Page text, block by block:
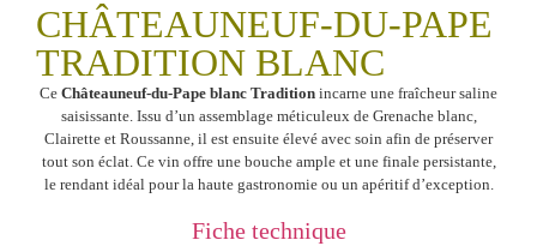
CHÂTEAUNEUF-DU-PAPE
TRADITION BLANC
Ce Châteauneuf-du-Pape blanc Tradition incarne une fraîcheur saline
saisissante. Issu d’un assemblage méticuleux de Grenache blanc,
Clairette et Roussanne, il est ensuite élevé avec soin afin de préserver
tout son éclat. Ce vin offre une bouche ample et une finale persistante,
le rendant idéal pour la haute gastronomie ou un apéritif d’exception.
Fiche technique